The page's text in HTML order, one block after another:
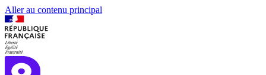
Aller au contenu principal